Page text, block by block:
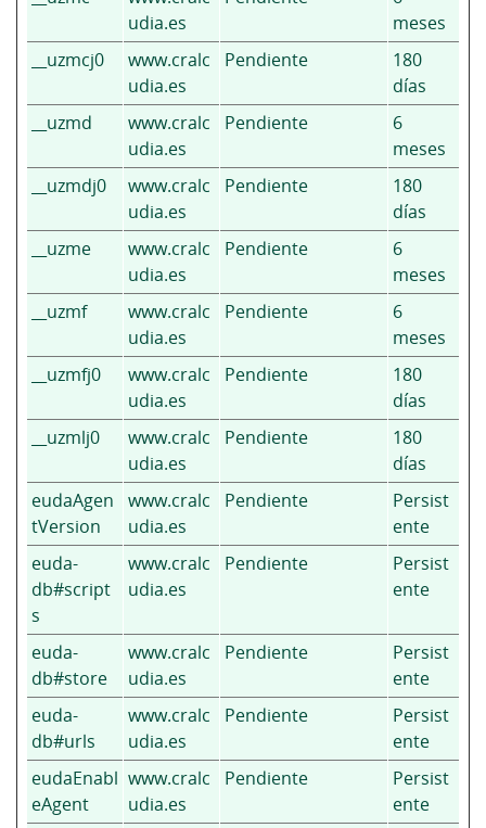
udia.es
meses
__uzmcj0
www.cralc
udia.es
Pendiente
180
días
__uzmd
www.cralc
udia.es
Pendiente
6
meses
__uzmdj0
www.cralc
udia.es
Pendiente
180
días
__uzme
www.cralc
udia.es
Pendiente
6
meses
__uzmf
www.cralc
udia.es
Pendiente
6
meses
__uzmfj0
www.cralc
udia.es
Pendiente
180
días
__uzmlj0
www.cralc
udia.es
Pendiente
180
días
eudaAgen
tVersion
www.cralc
udia.es
Pendiente
Persist
ente
euda-
db#script
s
www.cralc
udia.es
Pendiente
Persist
ente
euda-
db#store
www.cralc
udia.es
Pendiente
Persist
ente
euda-
db#urls
www.cralc
udia.es
Pendiente
Persist
ente
eudaEnabl
eAgent
www.cralc
udia.es
Pendiente
Persist
ente